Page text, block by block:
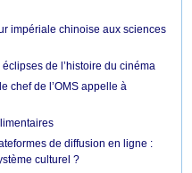
impériale chinoise aux sciences
de l’histoire du cinéma
chef de l’OMS appelle à
de diffusion en ligne :
culturel ?